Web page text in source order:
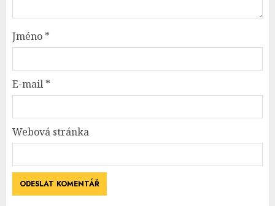
Jméno *
E-mail *
Webová stránka